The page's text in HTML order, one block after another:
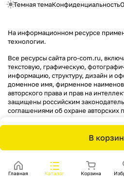
В
Главная Каталог Корзина
Темная темаКонфиденциальность
На информационном ресурсе
технологии.
Все ресурсы сайта pro-com.ru,
текстовую, графическую,
информацию, структуру, дизайн и
доменное имя, фирменное
авторского права и прав на
защищены российским
соглашениями об охране авторских